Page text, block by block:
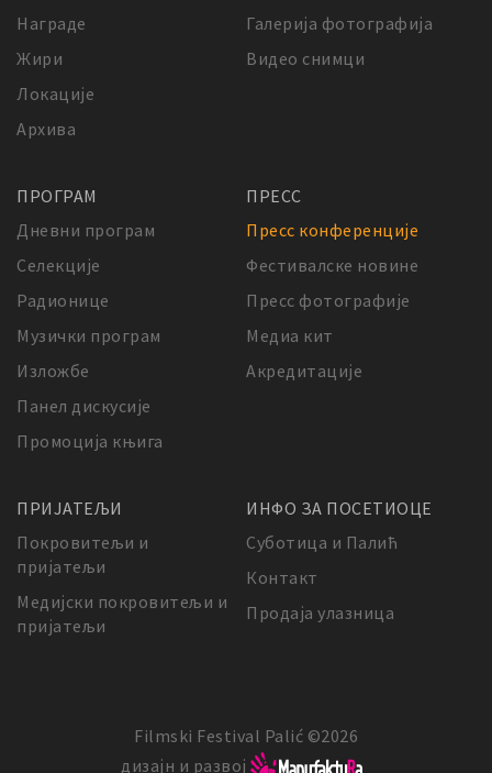
Награде
Жири
Локације
Архива
Галерија фотографија
Видео снимци
ПРОГРАМ
Дневни програм
Селекције
Радионице
Музички програм
Изложбе
Панел дискусије
Промоција књига
ПРЕСС
Пресс конференције
Фестивалске новине
Пресс фотографије
Медиа кит
Акредитације
ПРИЈАТЕЉИ
Покровитељи и
пријатељи
Медијски покровитељи и
пријатељи
ИНФО ЗА ПОСЕТИОЦЕ
Суботица и Палић
Контакт
Продаја улазница
Filmski Festival Palić ©2026
дизајн и развој